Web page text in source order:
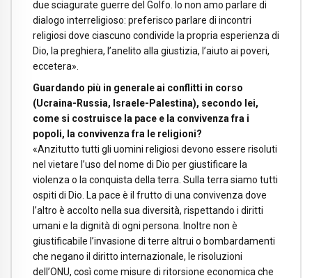
due sciagurate guerre del Golfo. Io non amo parlare di
dialogo interreligioso: preferisco parlare di incontri
religiosi dove ciascuno condivide la propria esperienza di
Dio, la preghiera, l’anelito alla giustizia, l’aiuto ai poveri,
eccetera».
Guardando più in generale ai conflitti in corso
(Ucraina-Russia, Israele-Palestina), secondo lei,
come si costruisce la pace e la convivenza fra i
popoli, la convivenza fra le religioni?
«Anzitutto tutti gli uomini religiosi devono essere risoluti
nel vietare l’uso del nome di Dio per giustificare la
violenza o la conquista della terra. Sulla terra siamo tutti
ospiti di Dio. La pace è il frutto di una convivenza dove
l’altro è accolto nella sua diversità, rispettando i diritti
umani e la dignità di ogni persona. Inoltre non è
giustificabile l’invasione di terre altrui o bombardamenti
che negano il diritto internazionale, le risoluzioni
dell’ONU, così come misure di ritorsione economica che